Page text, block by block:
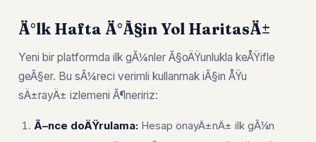
Ä°lk Hafta Ä°Ã§in Yol HaritasÄ±
Yeni bir platformda ilk gÃ¼nler Ã§oÄŸunlukla keÅŸifle
geÃ§er. Bu sÃ¼reci verimli kullanmak iÃ§in ÅŸu
sÄ±rayÄ± izlemeni Ã¶neririz:
Ã–nce doÄŸrulama: Hesap onayÄ±nÄ± ilk gÃ¼n